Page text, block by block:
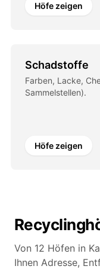
Höfe zeigen
Schadstoffe
Farben, Lacke,
Sammelstellen).
Höfe zeigen
Von 12 Höfen in
Ihnen Adresse,